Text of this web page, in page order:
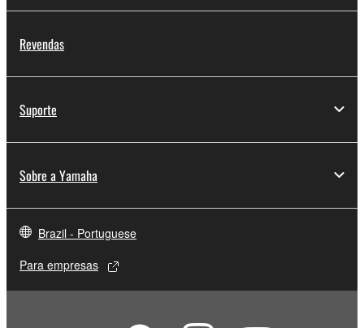
Revendas
Suporte
Sobre a Yamaha
Brazil - Portuguese
Para empresas